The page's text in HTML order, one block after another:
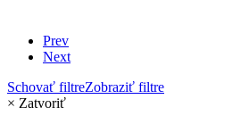
Prev
Next
Schovať filtreZobraziť filtre
× Zatvoriť